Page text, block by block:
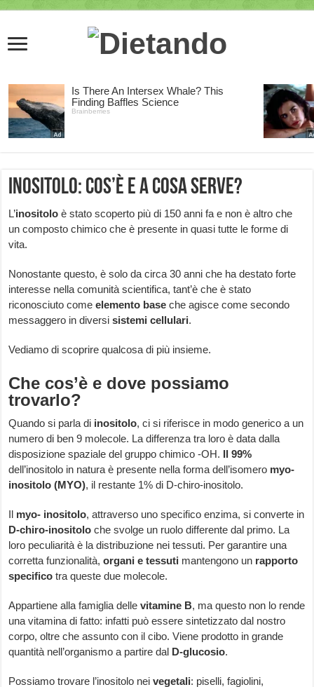
Inositolo: cos’è e a cosa serve?
L’inositolo è stato scoperto più di 150 anni fa e non è altro che
un composto chimico che è presente in quasi tutte le forme di
vita.
Nonostante questo, è solo da circa 30 anni che ha destato forte
interesse nella comunità scientifica, tant’è che è stato
riconosciuto comeelemento base che agisce come secondo
messaggero in diversisistemi cellulari.
Vediamo di scoprire qualcosa di più insieme.
Che cos’è e dove possiamo
trovarlo?
Quando si parla di inositolo, ci si riferisce in modo generico a un
numero di ben 9 molecole. La differenza tra loro è data dalla
disposizione spaziale del gruppo chimico -OH. Il 99%
dell’inositolo in natura è presente nella forma dell’isomero myo-
inositolo (MYO), il restante 1% di D-chiro-inositolo.
Il myo- inositolo, attraverso uno specifico enzima, si converte in
D-chiro-inositolo che svolge un ruolo differente dal primo. La
loro peculiarità è la distribuzione nei tessuti. Per garantire una
corretta funzionalità,organi e tessuti mantengono un rapporto
specifico tra queste due molecole.
Appartiene alla famiglia dellevitamine B, ma questo non lo rende
una vitamina di fatto: infatti può essere sintetizzato dal nostro
corpo, oltre che assunto con il cibo. Viene prodotto in grande
quantità nell’organismo a partire dal D-glucosio.
Possiamo trovare l’inositolo neivegetali: piselli, fagiolini,